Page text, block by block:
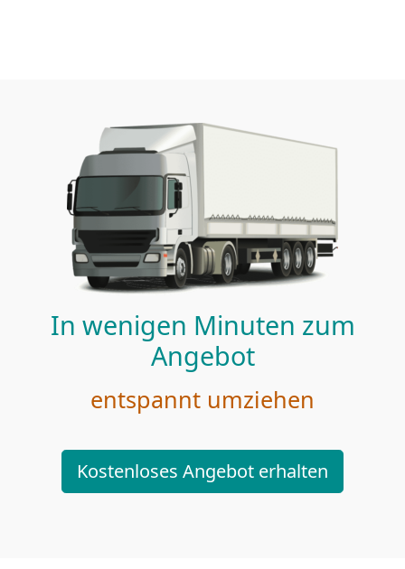
In wenigen Minuten zum
Angebot
entspannt umziehen
Kostenloses Angebot erhalten